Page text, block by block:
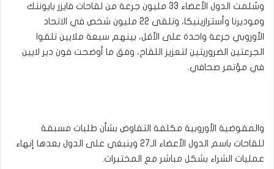
وسُلمت الدول الأعضاء 33 مليون جرعة من لقاحات فايزر بايونتك
وموديرنا وأسترازينيكا، وتلقى 22 مليون شخص في الاتحاد
الأوروبي جرعة واحدة على الأقل، بينهم سبعة ملايين تلقوا
الجرعتين الضروريتين لتعزيز اللقاح، وفق ما أوضحت فون دير لايين
في مؤتمر صحافي.
والمفوضية الأوروبية مكلفة التفاوض بشأن طلبات مسبقة
للقاحات باسم الدول الأعضاء الـ27 وينبغي على الدول بعدها إنهاء
عمليات الشراء بشكل مباشر مع المختبرات.